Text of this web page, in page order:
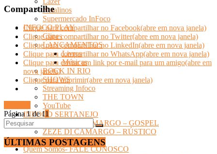
Natalinos
Supermercado InFoco
INFOCO PLAY
Clipes
LANÇAMENTOS
Livros
Músicas
ROCK IN RIO
SHOWS
Streaming Infoco
THE TOWN
YouTube
INFOCO SERTANEJO
LUCIANO CAMARGO – GOSPEL
ZEZÉ DI CAMARGO – RÚSTICO
TURISMO
Quem Somos- FALE CONOSCO
Compartilhe
Clique para compartilhar no Facebook(abre em nova janela)
Clique para compartilhar no Twitter(abre em nova janela)
Clique para compartilhar no LinkedIn(abre em nova janela)
Clique para compartilhar no WhatsApp(abre em nova janela)
Clique para enviar um link por e-mail para um amigo(abre em
nova janela)
Clique para imprimir(abre em nova janela)
Página 1 de 11
ÚLTIMAS POSTAGENS